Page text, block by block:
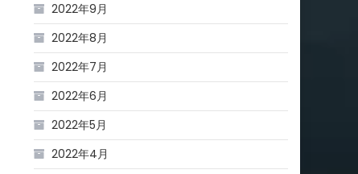
2022年9月
2022年8月
2022年7月
2022年6月
2022年5月
2022年4月